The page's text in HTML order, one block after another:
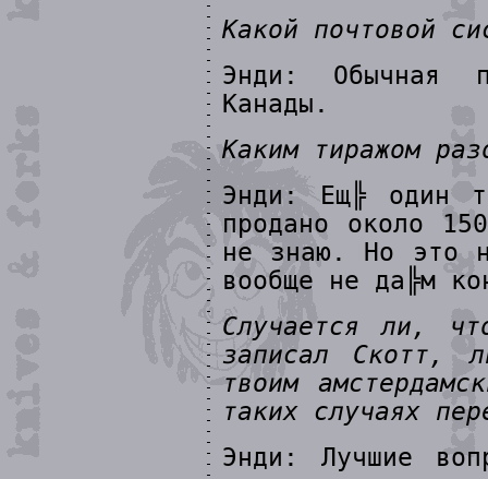
Какой почтовой
Энди: Обычная
Канады.
Каким тиражом
Энди: Ещ╠ один
продано около
не знаю. Но это
вообще не да╠м
Случается ли,
записал Скотт,
твоим
таких случаях
Энди: Лучшие